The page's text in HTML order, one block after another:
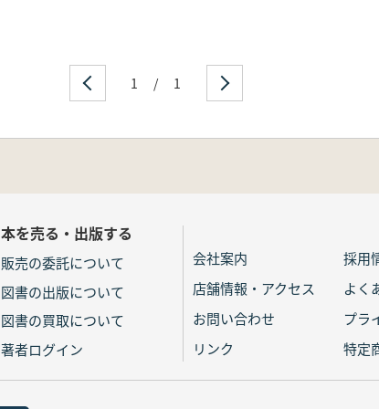
1 / 1
本を売る・出版する
販売の委託について
図書の出版について
図書の買取について
著者ログイン
会社案内
採用
店舗情報・アクセス
よく
お問い合わせ
プラ
リンク
特定